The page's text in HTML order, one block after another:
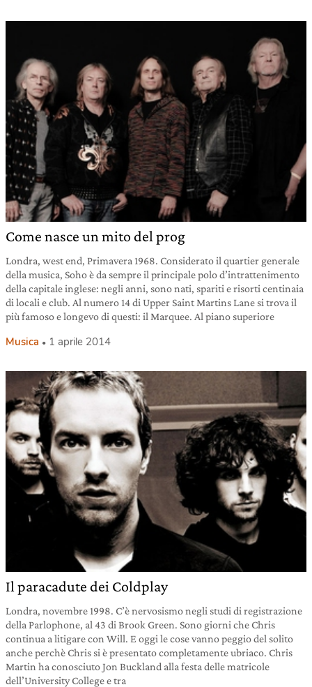
Come nasce un mito del prog
Londra, west end, Primavera 1968. Considerato il quartier generale
della musica, Soho è da sempre il principale polo d’intrattenimento
della capitale inglese: negli anni, sono nati, spariti e risorti centinaia
di locali e club. Al numero 14 di Upper Saint Martins Lane si trova il
più famoso e longevo di questi: il Marquee. Al piano superiore
Musica 1 aprile 2014
Il paracadute dei Coldplay
Londra, novembre 1998. C’è nervosismo negli studi di registrazione
della Parlophone, al 43 di Brook Green. Sono giorni che Chris
continua a litigare con Will. E oggi le cose vanno peggio del solito
anche perchè Chris si è presentato completamente ubriaco. Chris
Martin ha conosciuto Jon Buckland alla festa delle matricole
dell’University College e tra